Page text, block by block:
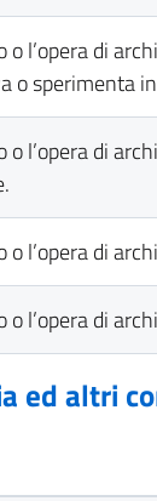
o l’opera di
o sperimenta
o l’opera di
o l’opera di
o l’opera di
ed altri